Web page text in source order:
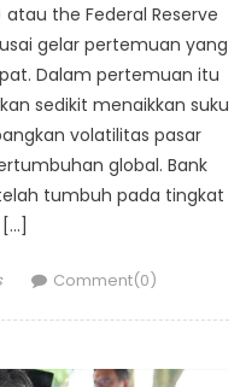
the Federal Reserve
gelar pertemuan yang
Dalam pertemuan itu
sedikit menaikkan suku
volatilitas pasar
global. Bank
tumbuh pada tingkat
Comment(0)